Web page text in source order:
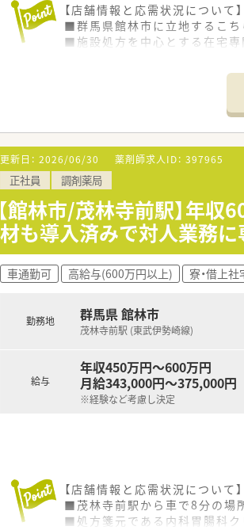
【店舗情報と応需状況について】
■群馬県館林市に立地するこち
■施設処方を中心とする在宅専
■1921年創業の歴史を持つ老
■地域の信用と安心を第一に考
■音楽教室経営などで培った地
【想定されるキャリアイメージ】
■管理薬剤師として薬局運営
■在宅専門薬局として専門性の
■経営基盤の整った老舗企業が
【やりがい/おすすめポイント】
■薬剤師1名体制の薬局でご自
■在宅専門で幅広い処方内容
■創業100年を超える老舗企
更新日： 2026/06/30 薬剤師求人ID： 397965
正社員 調剤薬局
【館林市/茂林寺前駅】年
材も導入済みで対人業務
車通勤可 高給与(600万円以上) 寮・借上社
勤務地 群馬県 館林市
茂林寺前駅 (東武伊勢崎線)
給与
年収450万円～600万円
月給343,000円～375,000円
※経験など考慮し決定
【店舗情報と応需状況について】
■茂林寺前駅から車で8分の場
■処方箋元である内科胃腸科ク